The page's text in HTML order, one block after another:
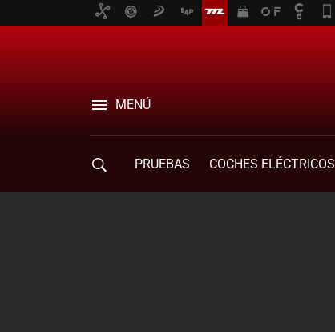
MENÚ
PRUEBAS COCHES ELÉCTRICOS